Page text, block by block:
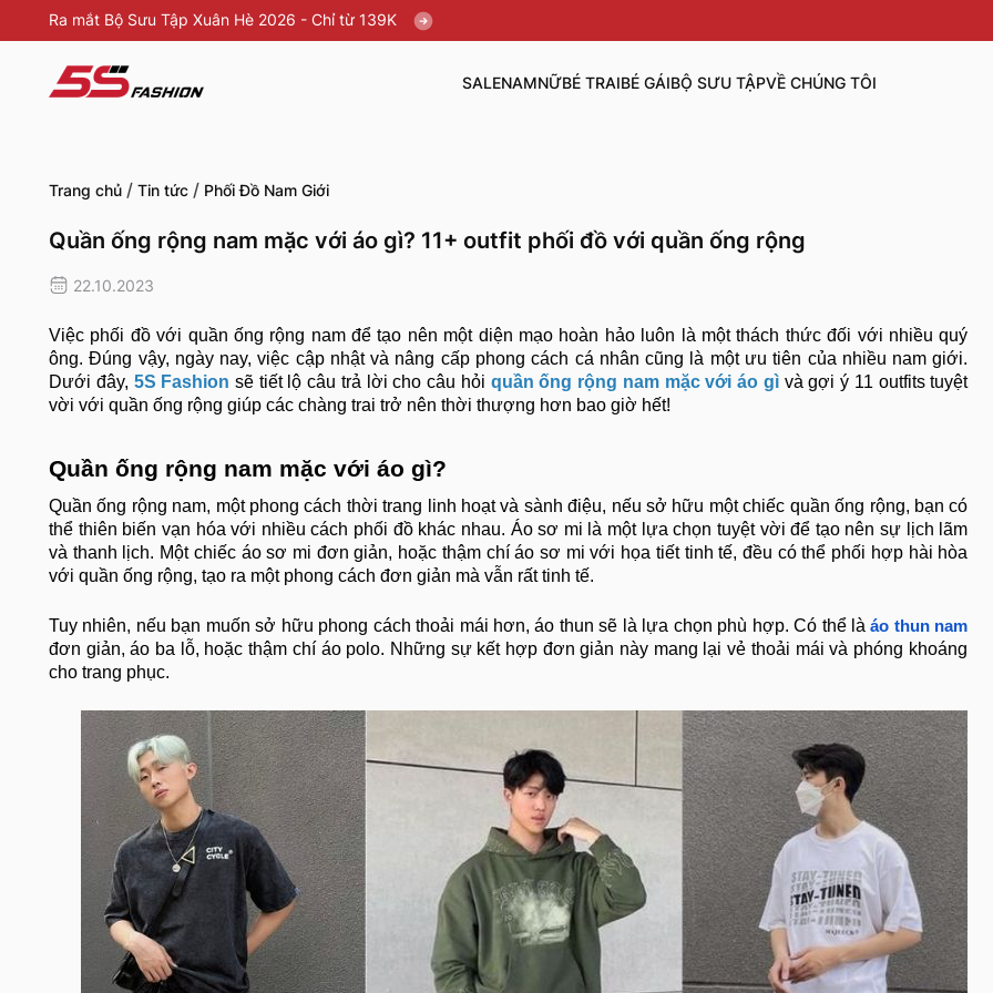
Ra mắt Bộ Sưu Tập Xuân Hè 2026 - Chỉ từ 139K
SALENAMNỮBÉ TRAIBÉ GÁIBỘ SƯU TẬPVỀ CHÚNG TÔI
Trang chủ / Tin tức / Phối Đồ Nam Giới
Quần ống rộng nam mặc với áo gì? 11+ outfit phối đồ với quần ống rộng
22.10.2023
Việc phối đồ với quần ống rộng nam để tạo nên một diện mạo hoàn hảo luôn là một thách thức đối với nhiều quý
ông. Đúng vậy, ngày nay, việc cập nhật và nâng cấp phong cách cá nhân cũng là một ưu tiên của nhiều nam giới.
Dưới đây, 5S Fashion sẽ tiết lộ câu trả lời cho câu hỏi quần ống rộng nam mặc với áo gì và gợi ý 11 outfits tuyệt
vời với quần ống rộng giúp các chàng trai trở nên thời thượng hơn bao giờ hết!
Quần ống rộng nam mặc với áo gì?
Quần ống rộng nam, một phong cách thời trang linh hoạt và sành điệu, nếu sở hữu một chiếc quần ống rộng, bạn có
thể thiên biến vạn hóa với nhiều cách phối đồ khác nhau. Áo sơ mi là một lựa chọn tuyệt vời để tạo nên sự lịch lãm
và thanh lịch. Một chiếc áo sơ mi đơn giản, hoặc thậm chí áo sơ mi với họa tiết tinh tế, đều có thể phối hợp hài hòa
với quần ống rộng, tạo ra một phong cách đơn giản mà vẫn rất tinh tế.
Tuy nhiên, nếu bạn muốn sở hữu phong cách thoải mái hơn, áo thun sẽ là lựa chọn phù hợp. Có thể làáo thun nam
đơn giản, áo ba lỗ, hoặc thậm chí áo polo. Những sự kết hợp đơn giản này mang lại vẻ thoải mái và phóng khoáng
cho trang phục.